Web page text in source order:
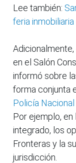
Lee también:
feria
en el Salón
informó sobre
forma conjunta
Policía Nacional
Por ejemplo,
integrado, los
Fronteras y la
jurisdicción.